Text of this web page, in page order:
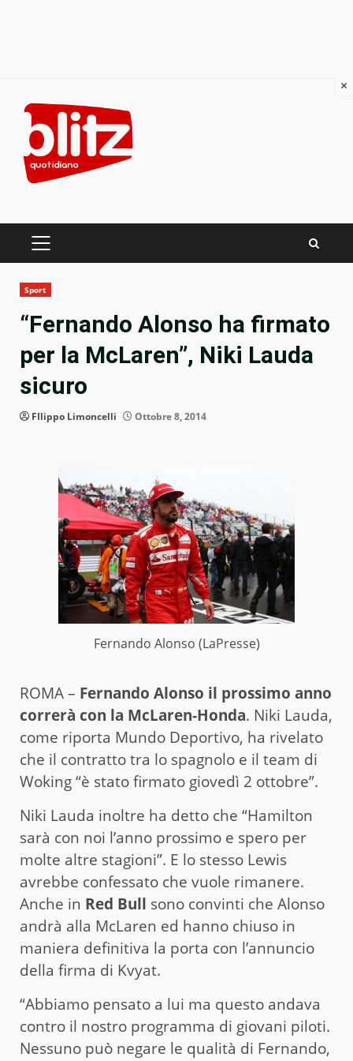
content
PRIMARY
Sport
“Fernando Alonso ha firmato
per la McLaren”, Niki Lauda
sicuro
FIlippo Limoncelli Ottobre 8, 2014
Fernando Alonso (LaPresse)
ROMA – Fernando Alonso il prossimo anno
correrà con la McLaren-Honda. Niki Lauda,
come riporta Mundo Deportivo, ha rivelato
che il contratto tra lo spagnolo e il team di
Woking “è stato firmato giovedì 2 ottobre”.
Niki Lauda inoltre ha detto che “Hamilton
sarà con noi l’anno prossimo e spero per
molte altre stagioni”. E lo stesso Lewis
avrebbe confessato che vuole rimanere.
Anche in Red Bull sono convinti che Alonso
andrà alla McLaren ed hanno chiuso in
maniera definitiva la porta con l’annuncio
della firma di Kvyat.
“Abbiamo pensato a lui ma questo andava
contro il nostro programma di giovani piloti.
Nessuno può negare le qualità di Fernando,
×